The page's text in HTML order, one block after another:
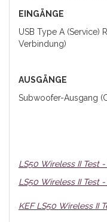
EINGÄNGE
USB Type A (Service)
Verbindung)
AUSGÄNGE
Subwoofer-Ausgang
LS50 Wireless II Test
LS50 Wireless II Test
KEF LS50 Wireless II